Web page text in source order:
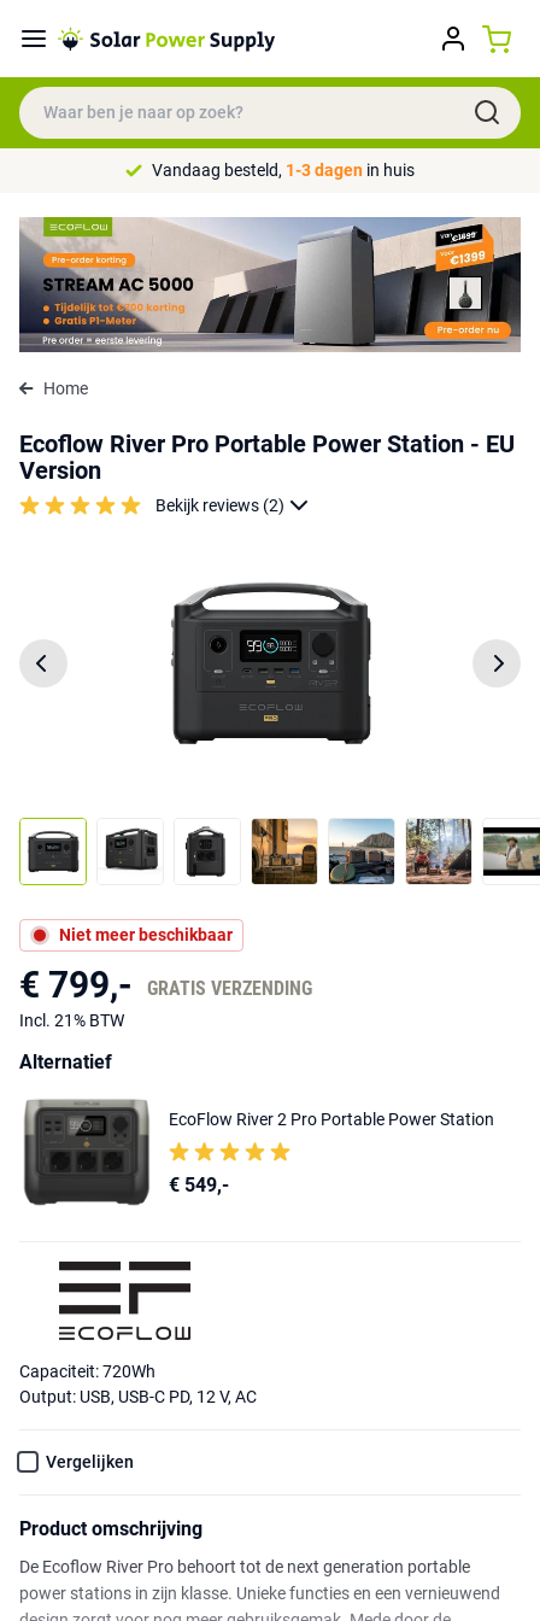
Vandaag besteld, 1-3 dagen in huis
Home
Ecoflow River Pro Portable Power Station - EU
Version
Bekijk reviews (2)
Niet meer beschikbaar
€ 799,- GRATIS VERZENDING
Incl. 21% BTW
Alternatief
EcoFlow River 2 Pro Portable Power Station
€ 549,-
Capaciteit: 720Wh
Output: USB, USB-C PD, 12 V, AC
Vergelijken
Product omschrijving
De Ecoflow River Pro behoort tot de next generation portable
power stations in zijn klasse. Unieke functies en een vernieuwend